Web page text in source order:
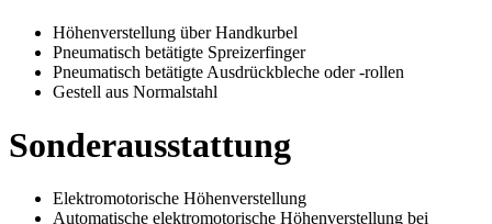
Höhenverstellung über Handkurbel
Pneumatisch betätigte Spreizerfinger
Pneumatisch betätigte Ausdrückbleche oder -rollen
Gestell aus Normalstahl
Sonderausstattung
Elektromotorische Höhenverstellung
Automatische elektromotorische Höhenverstellung bei